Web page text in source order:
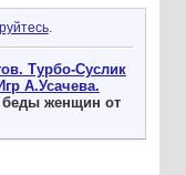
.
Турбо-Суслик
А.Усачева.
беды женщин от